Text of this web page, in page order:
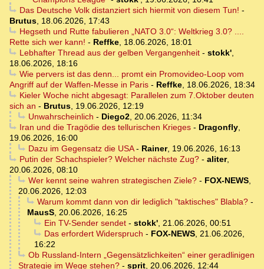
Das Deutsche Volk distanziert sich hiermit von diesem Tun! -
Brutus, 18.06.2026, 17:43
Hegseth und Rutte fabulieren „NATO 3.0“: Weltkrieg 3.0? ....
Rette sich wer kann! - Reffke, 18.06.2026, 18:01
Lebhafter Thread aus der gelben Vergangenheit- stokk',
18.06.2026, 18:16
Wie pervers ist das denn... promt ein Promovideo-Loop vom
Angriff auf der Waffen-Messe in Paris - Reffke, 18.06.2026, 18:34
Kieler Woche nicht abgesagt: Parallelen zum 7.Oktober deuten
sich an - Brutus, 19.06.2026, 12:19
Unwahrscheinlich - Diego2, 20.06.2026, 11:34
Iran und die Tragödie des tellurischen Krieges- Dragonfly,
19.06.2026, 16:00
Dazu im Gegensatz die USA- Rainer, 19.06.2026, 16:13
Putin der Schachspieler? Welcher nächste Zug?- aliter,
20.06.2026, 08:10
Wer kennt seine wahren strategischen Ziele?- FOX-NEWS,
20.06.2026, 12:03
Warum kommt dann von dir lediglich "taktisches" Blabla?-
MausS, 20.06.2026, 16:25
Ein TV-Sender sendet- stokk', 21.06.2026, 00:51
Das erfordert Widerspruch - FOX-NEWS, 21.06.2026,
16:22
Ob Russland-Intern „Gegensätzlichkeiten“ einer geradlinigen
Strategie im Wege stehen? - sprit, 20.06.2026, 12:44